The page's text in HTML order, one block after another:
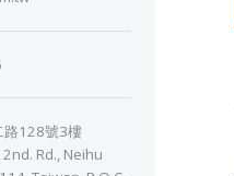
路128號3樓
Rd., Neihu